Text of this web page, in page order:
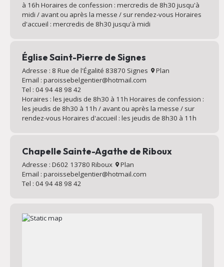
à 16h Horaires de confession : mercredis de 8h30 jusqu'à
midi / avant ou après la messe / sur rendez-vous Horaires
d'accueil : mercredis de 8h30 jusqu'à midi
Église Saint-Pierre de Signes
Adresse : 8 Rue de l'Égalité 83870 Signes
Plan
Email : paroissebelgentier@hotmail.com
Tel : 04 94 48 98 42
Horaires : les jeudis de 8h30 à 11h Horaires de confession :
les jeudis de 8h30 à 11h / avant ou après la messe / sur
rendez-vous Horaires d'accueil : les jeudis de 8h30 à 11h
Chapelle Sainte-Agathe de Riboux
Adresse : D602 13780 Riboux
Plan
Email : paroissebelgentier@hotmail.com
Tel : 04 94 48 98 42